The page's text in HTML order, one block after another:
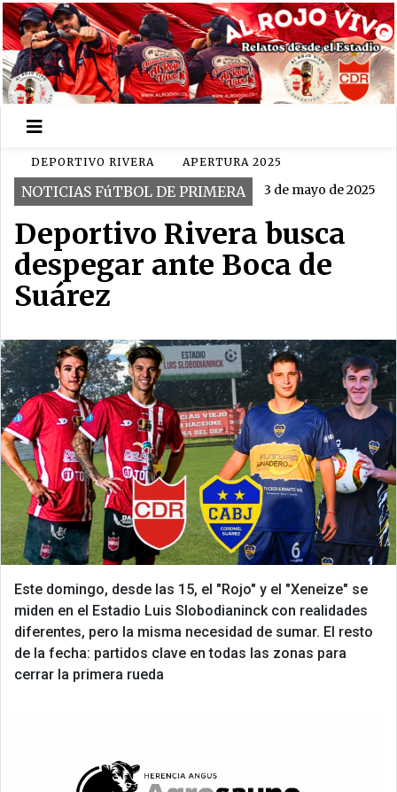
DEPORTIVO RIVERA APERTURA 2025
NOTICIAS FúTBOL DE PRIMERA 3 de mayo de 2025
Deportivo Rivera busca
despegar ante Boca de
Suárez
Este domingo, desde las 15, el "Rojo" y el "Xeneize" se
miden en el Estadio Luis Slobodianinck con realidades
diferentes, pero la misma necesidad de sumar. El resto
de la fecha: partidos clave en todas las zonas para
cerrar la primera rueda